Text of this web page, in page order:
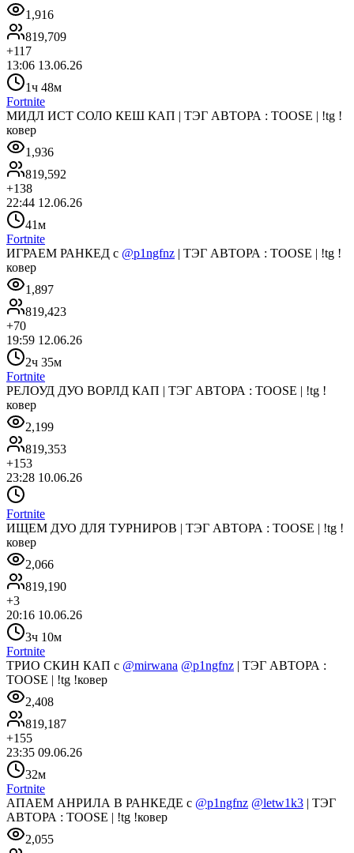
1,916
819,709
+117
13:06 13.06.26
1ч 48м
Fortnite
МИДЛ ИСТ СОЛО КЕШ КАП | ТЭГ АВТОРА : TOOSE | !tg !
ковер
1,936
819,592
+138
22:44 12.06.26
41м
Fortnite
ИГРАЕМ РАНКЕД с @p1ngfnz | ТЭГ АВТОРА : TOOSE | !tg !
ковер
1,897
819,423
+70
19:59 12.06.26
2ч 35м
Fortnite
РЕЛОУД ДУО ВОРЛД КАП | ТЭГ АВТОРА : TOOSE | !tg !
ковер
2,199
819,353
+153
23:28 10.06.26
Fortnite
ИЩЕМ ДУО ДЛЯ ТУРНИРОВ | ТЭГ АВТОРА : TOOSE | !tg !
ковер
2,066
819,190
+3
20:16 10.06.26
3ч 10м
Fortnite
ТРИО СКИН КАП с @mirwana @p1ngfnz | ТЭГ АВТОРА :
TOOSE | !tg !ковер
2,408
819,187
+155
23:35 09.06.26
32м
Fortnite
АПАЕМ АНРИЛА В РАНКЕДЕ с @p1ngfnz @letw1k3 | ТЭГ
АВТОРА : TOOSE | !tg !ковер
2,055